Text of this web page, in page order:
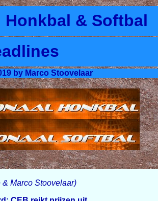
& Softbal
by Marco Stoovelaar
Marco Stoovelaar)